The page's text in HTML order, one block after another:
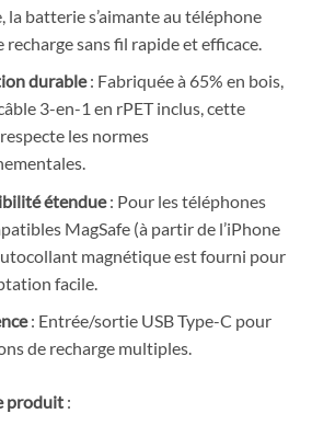
la batterie s’aimante au téléphone
recharge sans fil rapide et efficace.
durable: Fabriquée à 65% en bois,
3-en-1 en rPET inclus, cette
les normes
étendue: Pour les téléphones
MagSafe (à partir de l’iPhone
magnétique est fourni pour
facile.
: Entrée/sortie USB Type-C pour
de recharge multiples.
produit: